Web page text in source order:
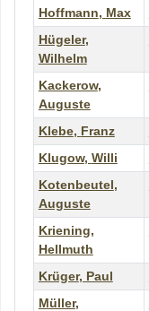
Hoffmann, Max
Hügeler,
Wilhelm
Kackerow,
Auguste
Klebe, Franz
Klugow, Willi
Kotenbeutel,
Auguste
Kriening,
Hellmuth
Krüger, Paul
Müller,